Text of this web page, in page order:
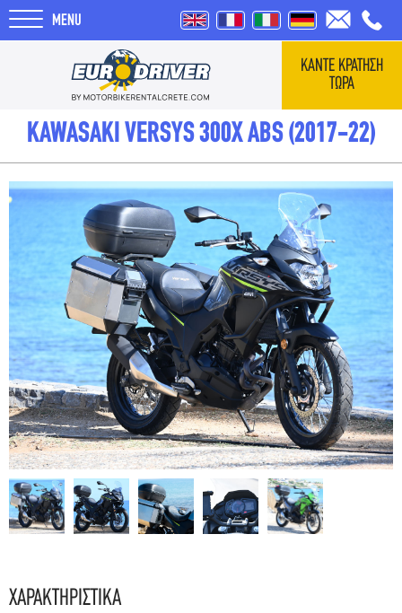
MENU
ΚΑΝΤΕ ΚΡΑΤΗΣΗ
ΤΩΡΑ
ΕΝΟΙΚΙΑΣΕΙΣ
ΣΧΕΤΙΚΑ ΜΕ ΕΜΑΣ
REVIEWS
ΤΑΞΙΔΙΑ
BLOG
F.A.Q
KAWASAKI VERSYS 300X ABS (2017-22)
ΧΑΡΑΚΤΗΡΙΣΤΙΚΑ